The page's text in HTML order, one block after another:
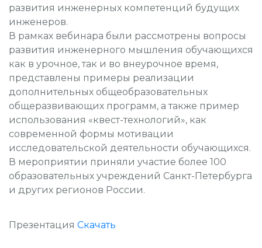
развития инженерных компетенций будущих
инженеров.
В рамках вебинара были рассмотрены вопросы
развития инженерного мышления обучающихся
как в урочное, так и во внеурочное время,
представлены примеры реализации
дополнительных общеобразовательных
общеразвивающих программ, а также пример
использования «квест-технологий», как
современной формы мотивации
исследовательской деятельности обучающихся.
В мероприятии приняли участие более 100
образовательных учреждений Санкт-Петербурга
и других регионов России.
Презентация Скачать